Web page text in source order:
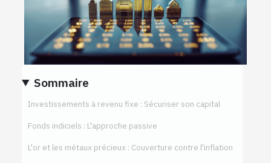
Sommaire
Investissements à revenu fixe : Sécuriser son capital
Fonds indiciels : L'approche passive
L'or et les métaux précieux : Couverture contre l'inflation